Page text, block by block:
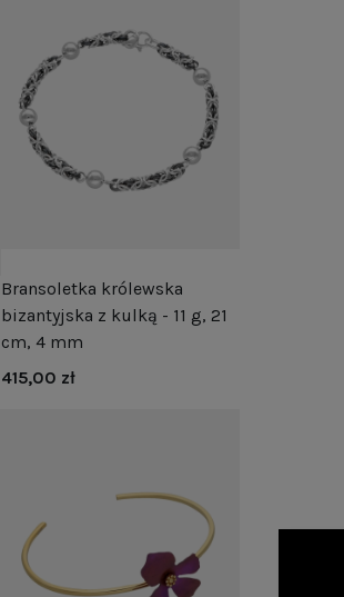
Bransoletka królewska
bizantyjska z kulką - 11 g, 21
cm, 4 mm
415,00 zł